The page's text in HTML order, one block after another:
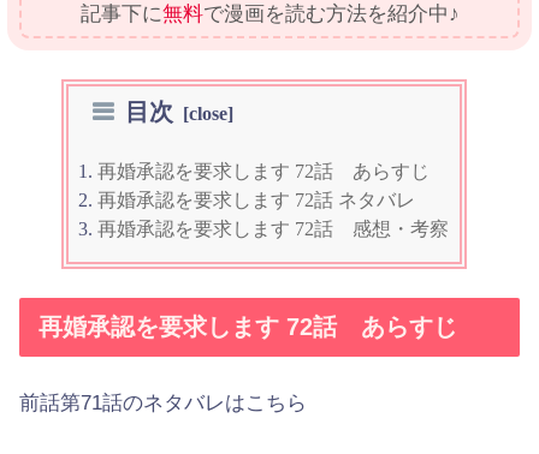
記事下に無料で漫画を読む方法を紹介中♪
目次
再婚承認を要求します 72話 あらすじ
再婚承認を要求します 72話 ネタバレ
再婚承認を要求します 72話 感想・考察
再婚承認を要求します 72話 あらすじ
前話第71話のネタバレはこちら